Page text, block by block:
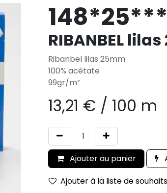
148*25***
RIBANBEL
Ribanbel lilas 25mm
100% acétate
99gr/m²
13,21 € / 100 m
Ajouter au panier
Ajouter à la liste de souhaits